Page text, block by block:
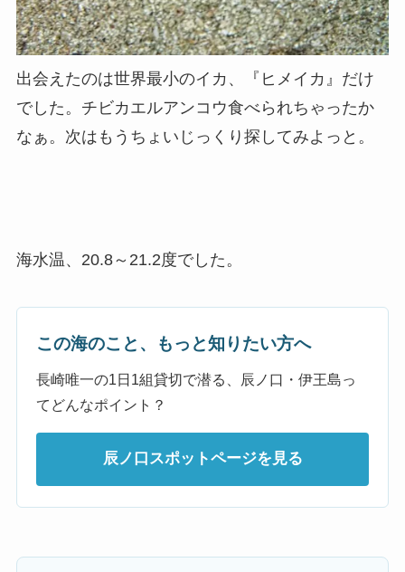
出会えたのは世界最小のイカ、『ヒメイカ』だけ
でした。チビカエルアンコウ食べられちゃったか
なぁ。次はもうちょいじっくり探してみよっと。
海水温、20.8～21.2度でした。
この海のこと、もっと知りたい方へ
長崎唯一の1日1組貸切で潜る、辰ノ口・伊王島っ
てどんなポイント？
辰ノ口スポットページを見る